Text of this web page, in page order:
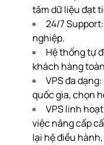
tâm dữ liệu đạt
24/7
nghiệp.
Hệ thống tự
khách hàng
VPS đa
quốc gia, chọn
VPS linh
việc nâng cấp
lại hệ điều